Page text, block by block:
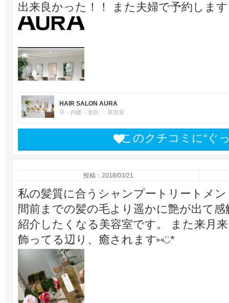
出来良かった！！ また夫婦で予約しま
HAIR SALON AURA
平・内郷・北部 美容室
このクチコミに“ぐ
投稿：2018/03/21
私の髪質に合うシャンプートリートメ
間前までの髪の毛より遥かに艶が出て
紹介したくなる美容室です。 また来月
飾ってる辺り、癒されます⑅◡̈*